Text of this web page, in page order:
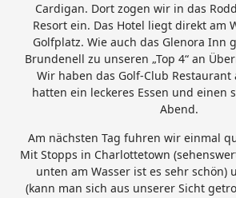
Cardigan. Dort zogen wir in das
Resort ein. Das Hotel liegt direkt am
Golfplatz. Wie auch das Glenora Inn
Brundenell zu unseren „Top 4“ an
Wir haben das Golf-Club
hatten ein leckeres Essen und einen
Abend.
Am nächsten Tag fuhren wir einmal
Mit Stopps in Charlottetown
unten am Wasser ist es sehr schön)
(kann man sich aus unserer Sicht